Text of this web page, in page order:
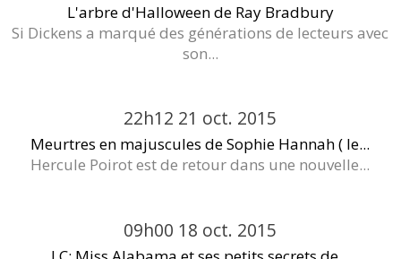
L'arbre d'Halloween de Ray Bradbury
Si Dickens a marqué des générations de lecteurs avec
son...
22h12 21 oct. 2015
Meurtres en majuscules de Sophie Hannah ( le...
Hercule Poirot est de retour dans une nouvelle...
09h00 18 oct. 2015